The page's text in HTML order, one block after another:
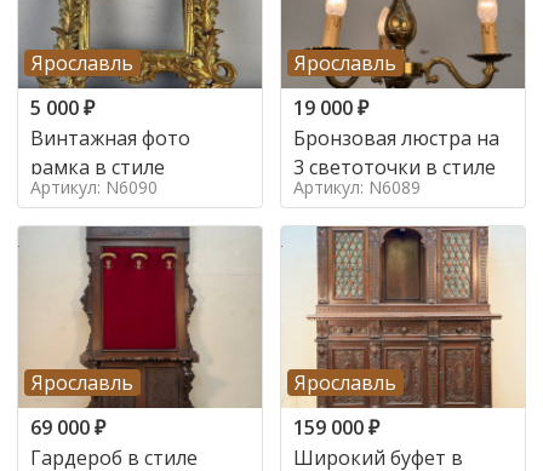
Ярославль
5 000₽
Винтажная фото
рамка в стиле
Артикул: N6090
Ярославль
19 000₽
Бронзовая люстра на
3 светоточки в стиле
Артикул: N6089
Ярославль
69 000₽
Гардероб в стиле
Ярославль
159 000₽
Широкий буфет в